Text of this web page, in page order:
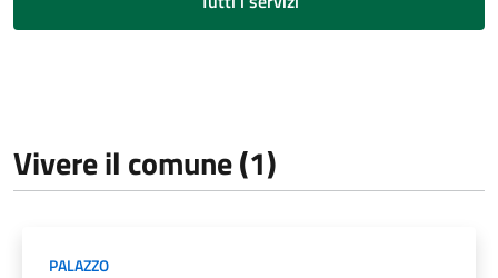
Vivere il comune (1)
PALAZZO